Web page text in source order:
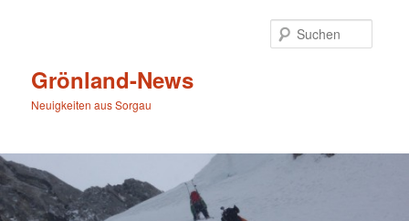
Grönland-News
Neuigkeiten aus Sorgau